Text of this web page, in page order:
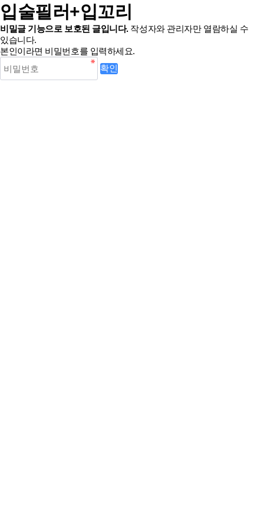
입술필러+입꼬리
비밀글 기능으로 보호된 글입니다.작성자와 관리자만 열람하실 수
있습니다.
본인이라면 비밀번호를 입력하세요.